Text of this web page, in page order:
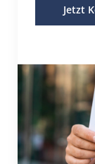
Jetzt